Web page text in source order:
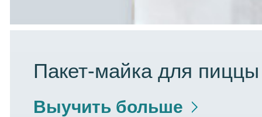
Пакет-майка для пиццы
Выучить больше